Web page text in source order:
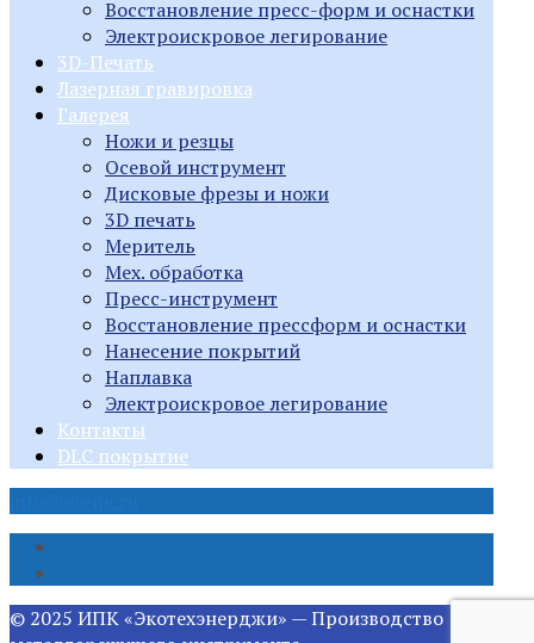
Восстановление пресс-форм и оснастки
Электроискровое легирование
3D-Печать
Лазерная гравировка
Галерея
Ножи и резцы
Осевой инструмент
Дисковые фрезы и ножи
3D печать
Меритель
Мех. обработка
Пресс-инструмент
Восстановление прессформ и оснастки
Нанесение покрытий
Наплавка
Электроискровое легирование
Контакты
DLC покрытие
© 2025 ИПК «Экотехэнерджи» — Производство